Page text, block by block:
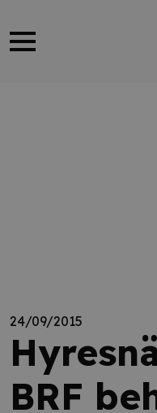
24/09/2015
BRF